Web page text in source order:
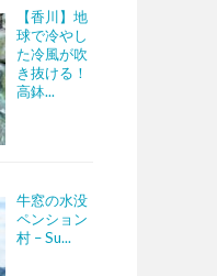
【香川】地
球で冷やし
た冷風が吹
き抜ける！
高鉢...
牛窓の水没
ペンション
村 – Su...